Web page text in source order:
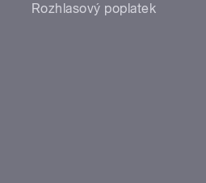
Rozhlasový poplatek